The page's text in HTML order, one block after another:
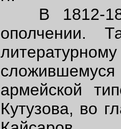
В 1812-
ополчении.
армейской
Кутузова, во